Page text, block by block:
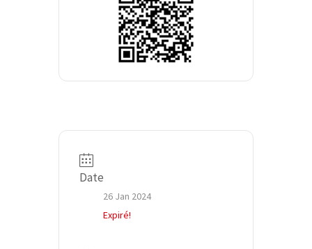
Date
26 Jan 2024
Expiré!